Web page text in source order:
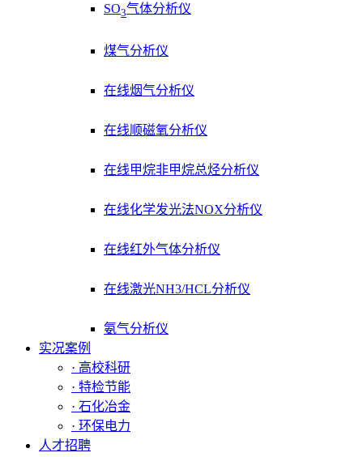
SO3气体分析仪
煤气分析仪
在线烟气分析仪
在线顺磁氧分析仪
在线甲烷非甲烷总烃分析仪
在线化学发光法NOX分析仪
在线红外气体分析仪
在线激光NH3/HCL分析仪
氨气分析仪
实况案例
· 高校科研
· 特检节能
· 石化冶金
· 环保电力
人才招聘